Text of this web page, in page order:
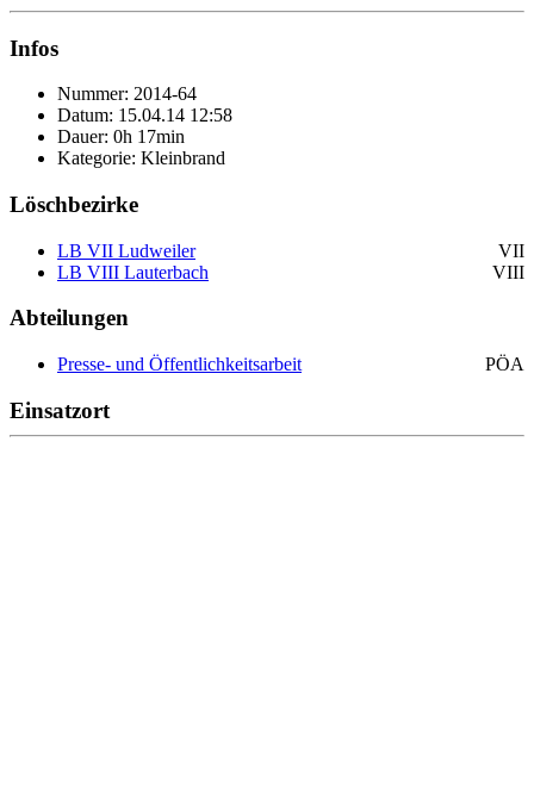
Infos
Nummer: 2014-64
Datum: 15.04.14 12:58
Dauer: 0h 17min
Kategorie: Kleinbrand
Löschbezirke
LB VII Ludweiler
VII
LB VIII Lauterbach
VIII
Abteilungen
Presse- und Öffentlichkeitsarbeit PÖA
Einsatzort